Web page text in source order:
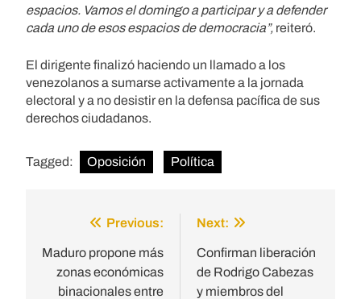
espacios. Vamos el domingo a participar y a defender
cada uno de esos espacios de democracia”, reiteró.
El dirigente finalizó haciendo un llamado a los
venezolanos a sumarse activamente a la jornada
electoral y a no desistir en la defensa pacífica de sus
derechos ciudadanos.
Tagged: Oposición Política
navigation
Previous:
Maduro propone más
zonas económicas
binacionales entre
Next:
Confirman liberación
de Rodrigo Cabezas
y miembros del